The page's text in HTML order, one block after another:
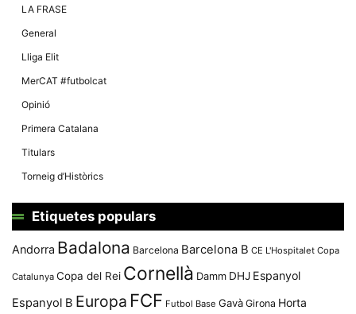
LA FRASE
General
Lliga Elit
MerCAT #futbolcat
Opinió
Primera Catalana
Titulars
Torneig d’Històrics
Etiquetes populars
Andorra Badalona Barcelona Barcelona B CE L'Hospitalet Copa
Catalunya Copa del Rei Cornellà Damm DHJ Espanyol
Espanyol B Europa FCF Futbol Base Gavà Girona Horta